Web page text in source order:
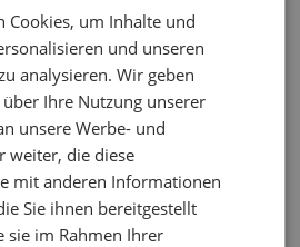
Kollektionen und
Sie werden monatlich über die
Cookies, um Inhalte und
und unseren
analysieren. Wir geben
Ihre Nutzung unserer
unsere Werbe- und
weiter, die diese
mit anderen Informationen
Sie ihnen bereitgestellt
sie im Rahmen Ihrer